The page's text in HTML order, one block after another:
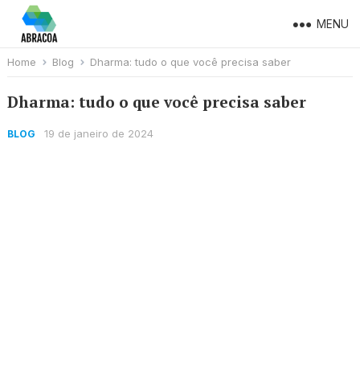
MENU
Home Blog Dharma: tudo o que você precisa saber
Dharma: tudo o que você precisa saber
BLOG 19 de janeiro de 2024